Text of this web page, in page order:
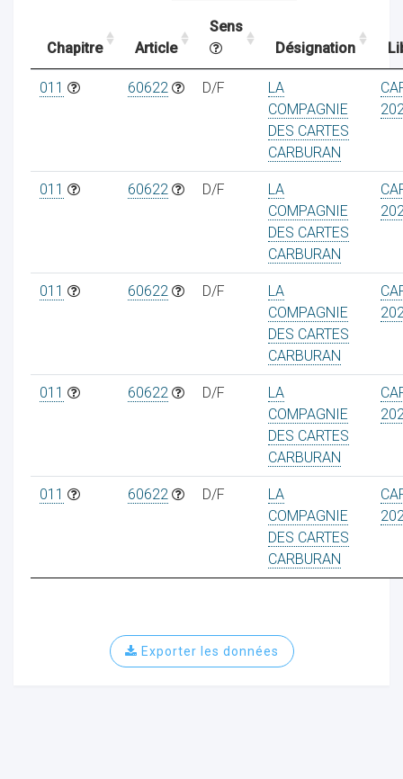
Chapitre Article
Sens
Désignation
011 60622 D/F
LA
COMPAGNIE
DES CARTES
CARBURAN
011 60622 D/F
LA
COMPAGNIE
DES CARTES
CARBURAN
011 60622 D/F
LA
COMPAGNIE
DES CARTES
CARBURAN
011 60622 D/F
LA
COMPAGNIE
DES CARTES
CARBURAN
011 60622 D/F
LA
COMPAGNIE
DES CARTES
CARBURAN
Exporter les données